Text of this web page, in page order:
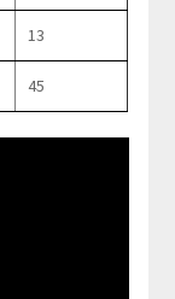
13
45